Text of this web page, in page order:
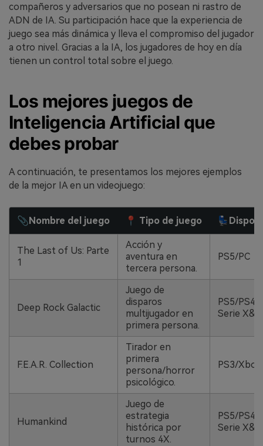
compañeros y adversarios que no posean ni rastro de
ADN de IA. Su participación hace que la experiencia de
juego sea más dinámica y lleva el compromiso del jugador
a otro nivel. Gracias a la IA, los jugadores de hoy en día
tienen un control total sobre el juego.
Los mejores juegos de
Inteligencia Artificial que
debes probar
A continuación, te presentamos los mejores ejemplos
de la mejor IA en un videojuego:
📎Nombre del juego 📍 Tipo de juego
The Last of Us: Parte
1
Acción y
aventura en
tercera persona.
PS5/PC
Deep Rock Galactic
Juego de
disparos
multijugador en
primera persona.
PS5/
Serie
F.E.A.R. Collection
Tirador en
primera
persona/horror
psicológico.
PS3/
Humankind
Juego de
estrategia
histórica por
turnos 4X.
PS5/
Serie